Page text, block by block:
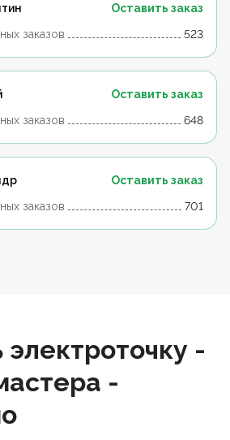
Оставить заказ
заказов
523
Оставить заказ
заказов
648
Оставить заказ
заказов
701
электроточку -
-